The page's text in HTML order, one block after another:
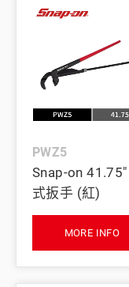
PWZ5
Snap-on
式扳手 (紅)
MORE INFO